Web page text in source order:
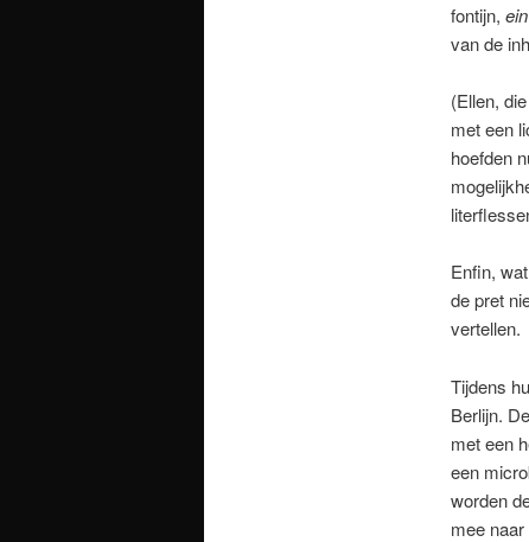
fontijn,
van de
(Ellen,
met een
hoefden
Enfin,
de pret
vertellen.
Tijdens
Berlijn.
met een
een
worden
mee